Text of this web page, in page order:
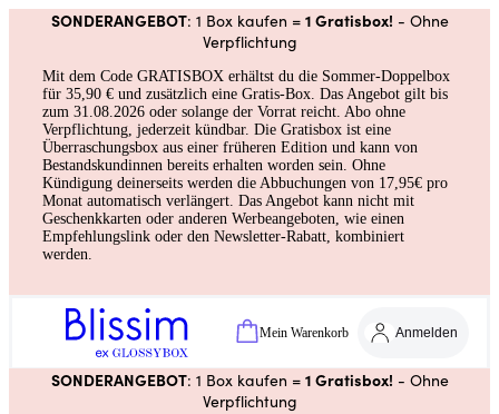
SONDERANGEBOT: 1 Box kaufen = 1 Gratisbox! - Ohne
Verpflichtung
Mit dem Code GRATISBOX erhältst du die Sommer-Doppelbox
für 35,90 € und zusätzlich eine Gratis-Box. Das Angebot gilt bis
zum 31.08.2026 oder solange der Vorrat reicht. Abo ohne
Verpflichtung, jederzeit kündbar. Die Gratisbox ist eine
Überraschungsbox aus einer früheren Edition und kann von
Bestandskundinnen bereits erhalten worden sein. Ohne
Kündigung deinerseits werden die Abbuchungen von 17,95€ pro
Monat automatisch verlängert. Das Angebot kann nicht mit
Geschenkkarten oder anderen Werbeangeboten, wie einen
Empfehlungslink oder den Newsletter-Rabatt, kombiniert
werden.
Mein Warenkorb Anmelden
SONDERANGEBOT: 1 Box kaufen = 1 Gratisbox! - Ohne
Verpflichtung